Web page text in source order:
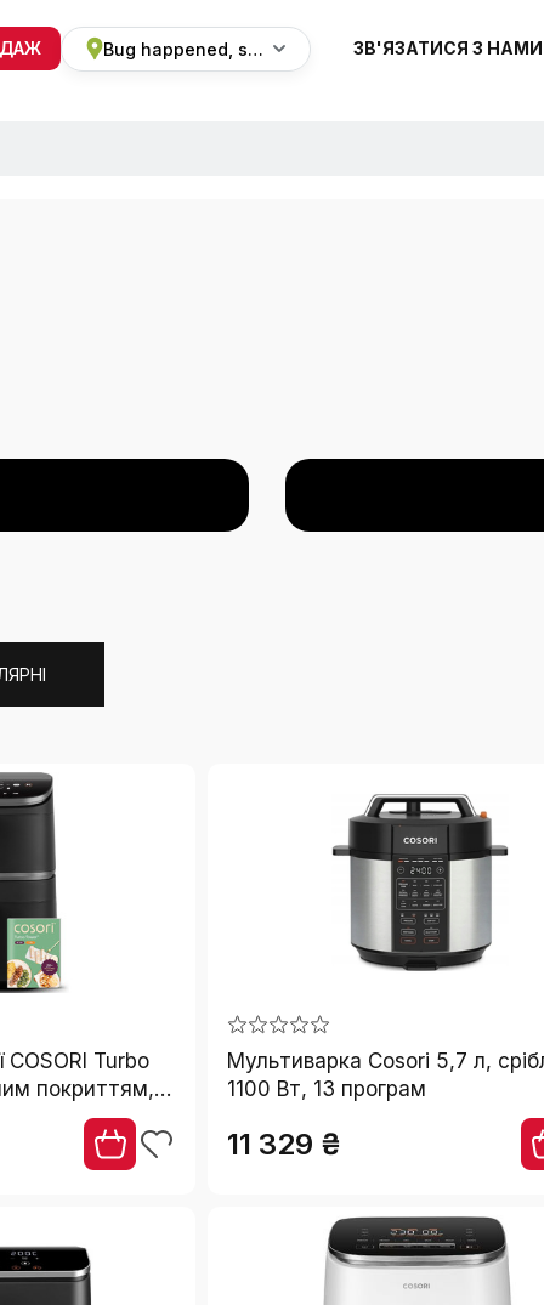
Bug happened, sorry ЗВ'ЯЗАТИСЯ З НАМИ
Turbo
покриттям, 2
Мультиварка Cosori 5,7 л,
1100 Вт, 13 програм
11 329 ₴